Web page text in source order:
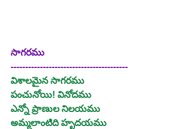
సాగరము
----------------------------------------
విశాలమైన సాగరము
పంచునోయి! వినోదము
ఎన్నో ప్రాణుల నిలయము
అమ్మలాంటిది హృదయము